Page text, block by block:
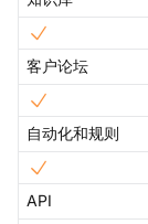
客户论坛
自动化和规则
API